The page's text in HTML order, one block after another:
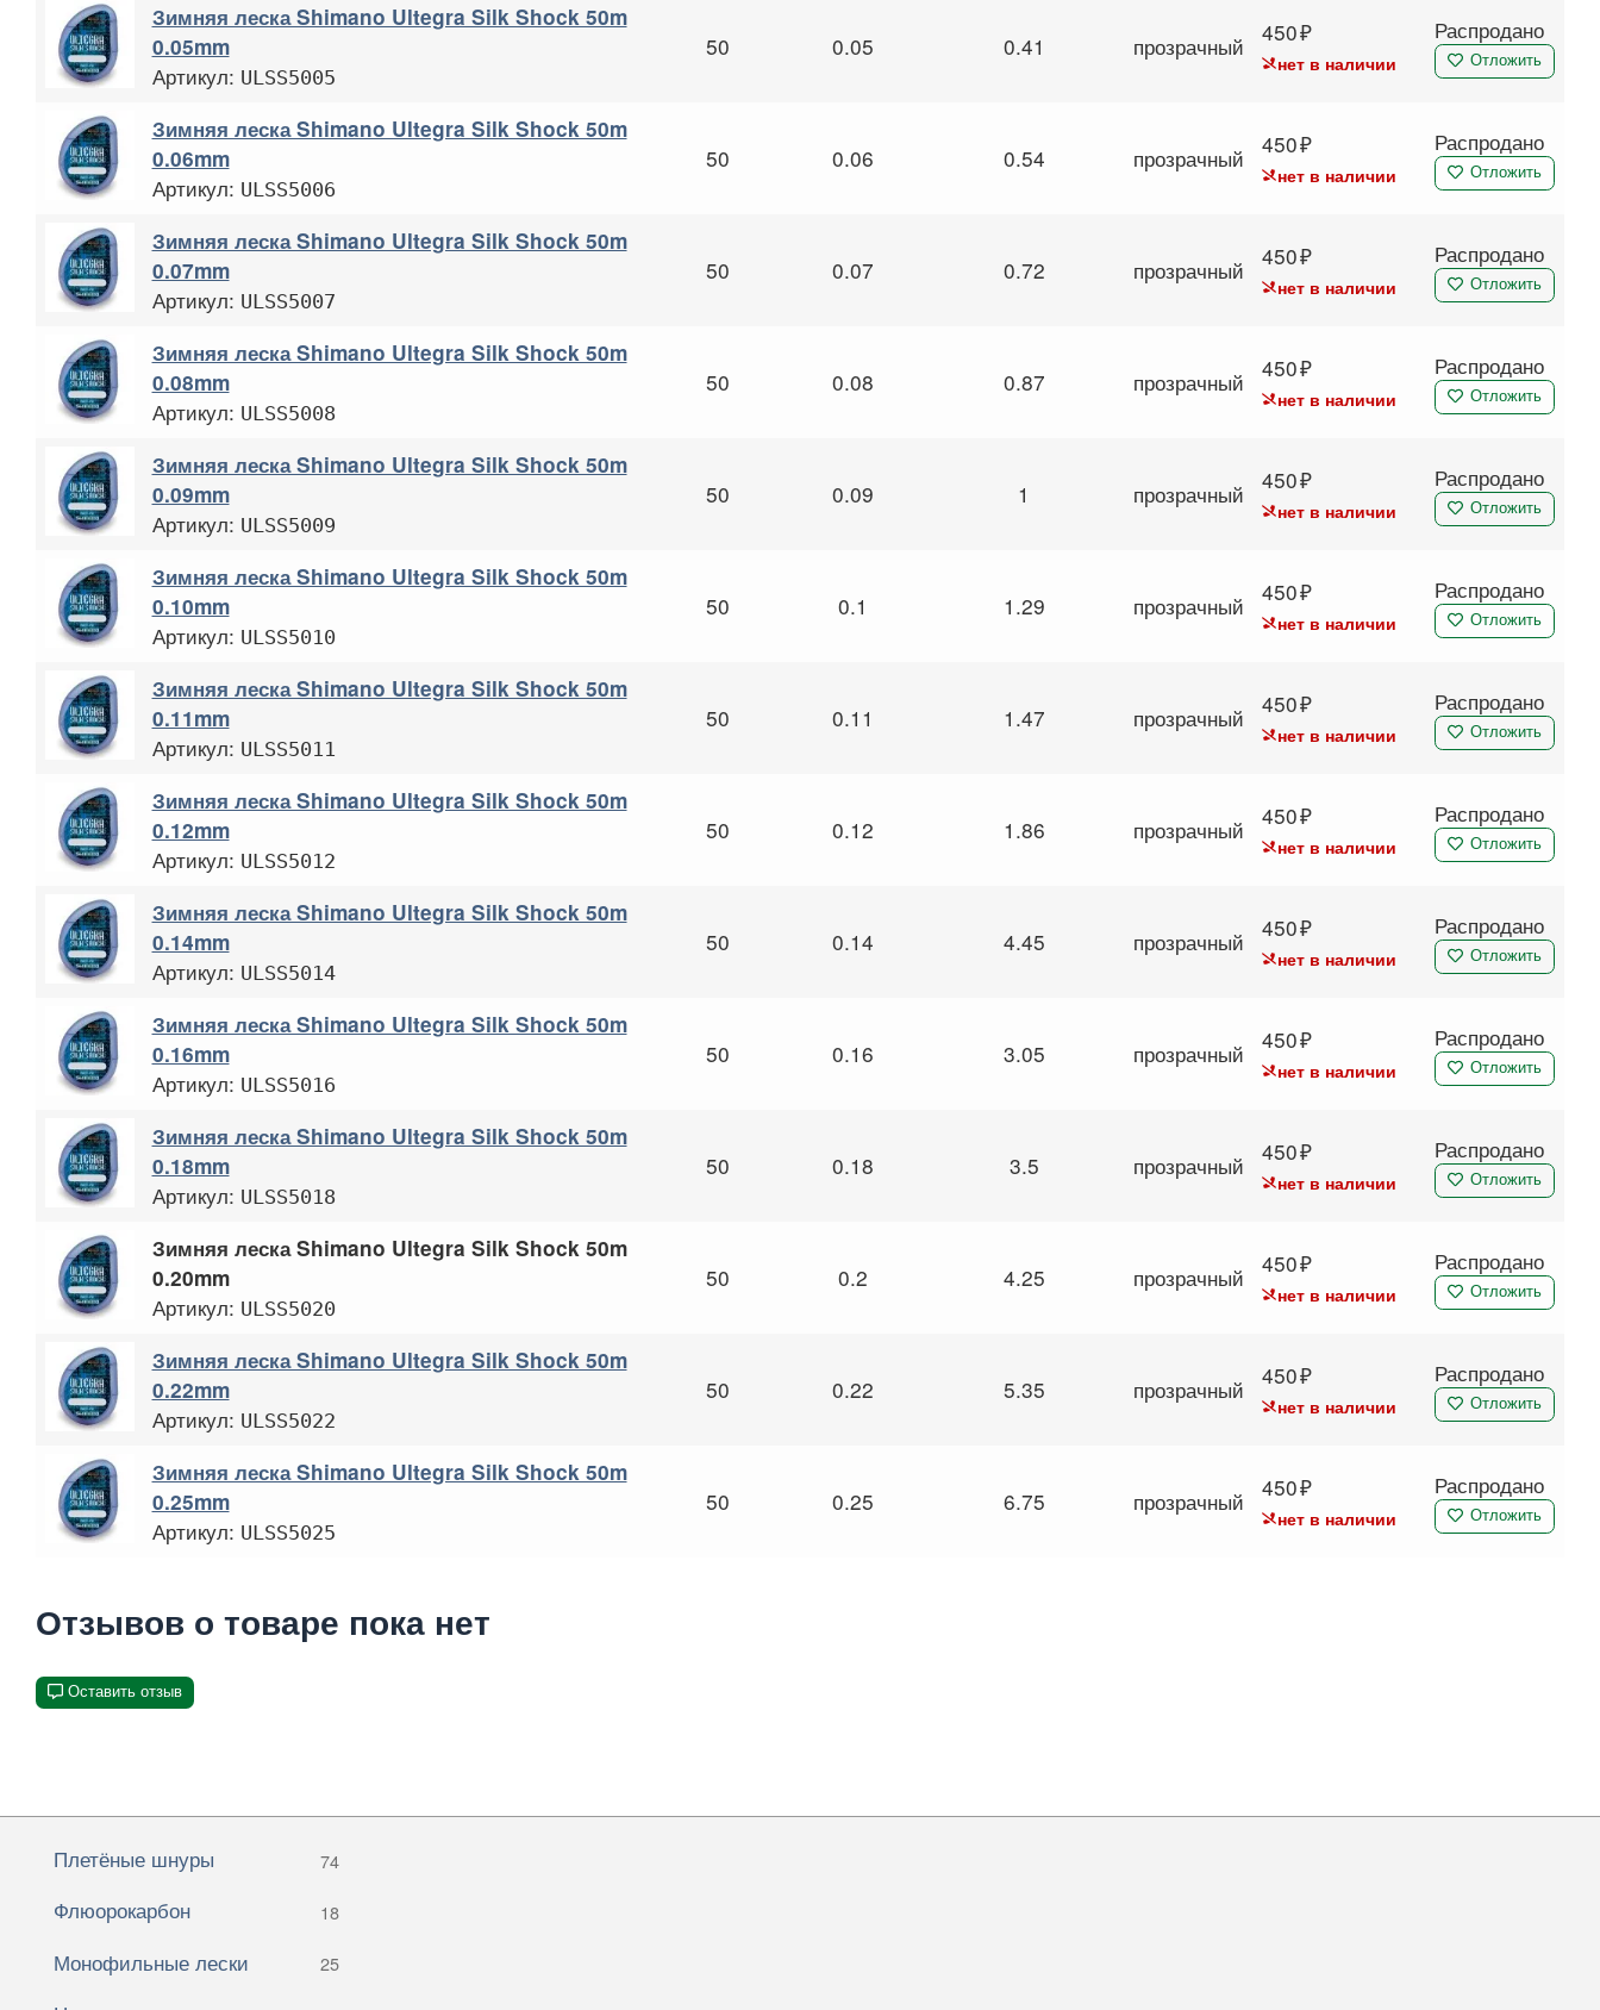
Зимняя леска Shimano Ultegra Silk Shock 50m
0.05mm
Артикул: ULSS5005
50 0.05 0.41 прозрачный 450
нет в наличии
Распродано
Отложить
Зимняя леска Shimano Ultegra Silk Shock 50m
0.06mm
Артикул: ULSS5006
50 0.06 0.54 прозрачный 450
нет в наличии
Распродано
Отложить
Зимняя леска Shimano Ultegra Silk Shock 50m
0.07mm
Артикул: ULSS5007
50 0.07 0.72 прозрачный 450
нет в наличии
Распродано
Отложить
Зимняя леска Shimano Ultegra Silk Shock 50m
0.08mm
Артикул: ULSS5008
50 0.08 0.87 прозрачный 450
нет в наличии
Распродано
Отложить
Зимняя леска Shimano Ultegra Silk Shock 50m
0.09mm
Артикул: ULSS5009
50 0.09 1 прозрачный 450
нет в наличии
Распродано
Отложить
Зимняя леска Shimano Ultegra Silk Shock 50m
0.10mm
Артикул: ULSS5010
50 0.1 1.29 прозрачный 450
нет в наличии
Распродано
Отложить
Зимняя леска Shimano Ultegra Silk Shock 50m
0.11mm
Артикул: ULSS5011
50 0.11 1.47 прозрачный 450
нет в наличии
Распродано
Отложить
Зимняя леска Shimano Ultegra Silk Shock 50m
0.12mm
Артикул: ULSS5012
50 0.12 1.86 прозрачный 450
нет в наличии
Распродано
Отложить
Зимняя леска Shimano Ultegra Silk Shock 50m
0.14mm
Артикул: ULSS5014
50 0.14 4.45 прозрачный 450
нет в наличии
Распродано
Отложить
Зимняя леска Shimano Ultegra Silk Shock 50m
0.16mm
Артикул: ULSS5016
50 0.16 3.05 прозрачный 450
нет в наличии
Распродано
Отложить
Зимняя леска Shimano Ultegra Silk Shock 50m
0.18mm
Артикул: ULSS5018
50 0.18 3.5 прозрачный 450
нет в наличии
Распродано
Отложить
Зимняя леска Shimano Ultegra Silk Shock 50m
0.20mm
Артикул: ULSS5020
50 0.2 4.25 прозрачный 450
нет в наличии
Распродано
Отложить
Зимняя леска Shimano Ultegra Silk Shock 50m
0.22mm
Артикул: ULSS5022
50 0.22 5.35 прозрачный 450
нет в наличии
Распродано
Отложить
Зимняя леска Shimano Ultegra Silk Shock 50m
0.25mm
Артикул: ULSS5025
50 0.25 6.75 прозрачный 450
нет в наличии
Распродано
Отложить
Отзывов о товаре пока нет
Оставить отзыв
Плетёные шнуры 74
Флюорокарбон 18
Монофильные лески 25